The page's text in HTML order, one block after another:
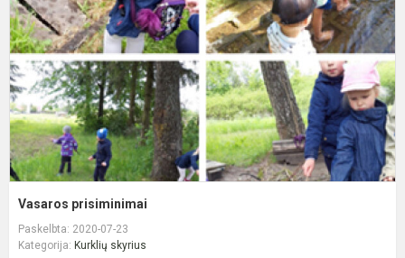
Vasaros prisiminimai
Paskelbta: 2020-07-23
Kategorija: Kurklių skyrius